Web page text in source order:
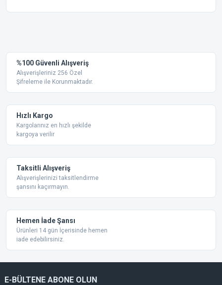
Ürün resmi kalitesiz, bozuk veya görüntülenemiyor.
Ürün açıklamasında eksik bilgiler bulunuyor.
Bu ürüne benzer farklı alternatifler olmalı.
%100 Güvenli Alışveriş
Alışverişleriniz 256 Özel
Şifreleme ile Korunmaktadır.
Hızlı Kargo
Kargolarınız en hızlı şekilde
kargoya verilir
Taksitli Alışveriş
Alışverişlerinizi taksitlendirme
şansını kaçırmayın.
Hemen İade Şansı
Ürünleri 14 gün İçerisinde hemen
iade edebilirsiniz.
E-BÜLTENE ABONE OLUN